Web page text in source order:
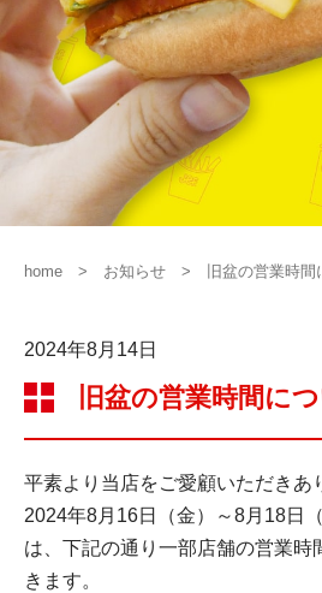
home お知らせ 旧盆の営業時
2024年8月14日
旧盆の営業時間に
平素より当店をご愛顧いただきあ
2024年8月16日（金）～8月18日
は、下記の通り一部店舗の営業時
きます。